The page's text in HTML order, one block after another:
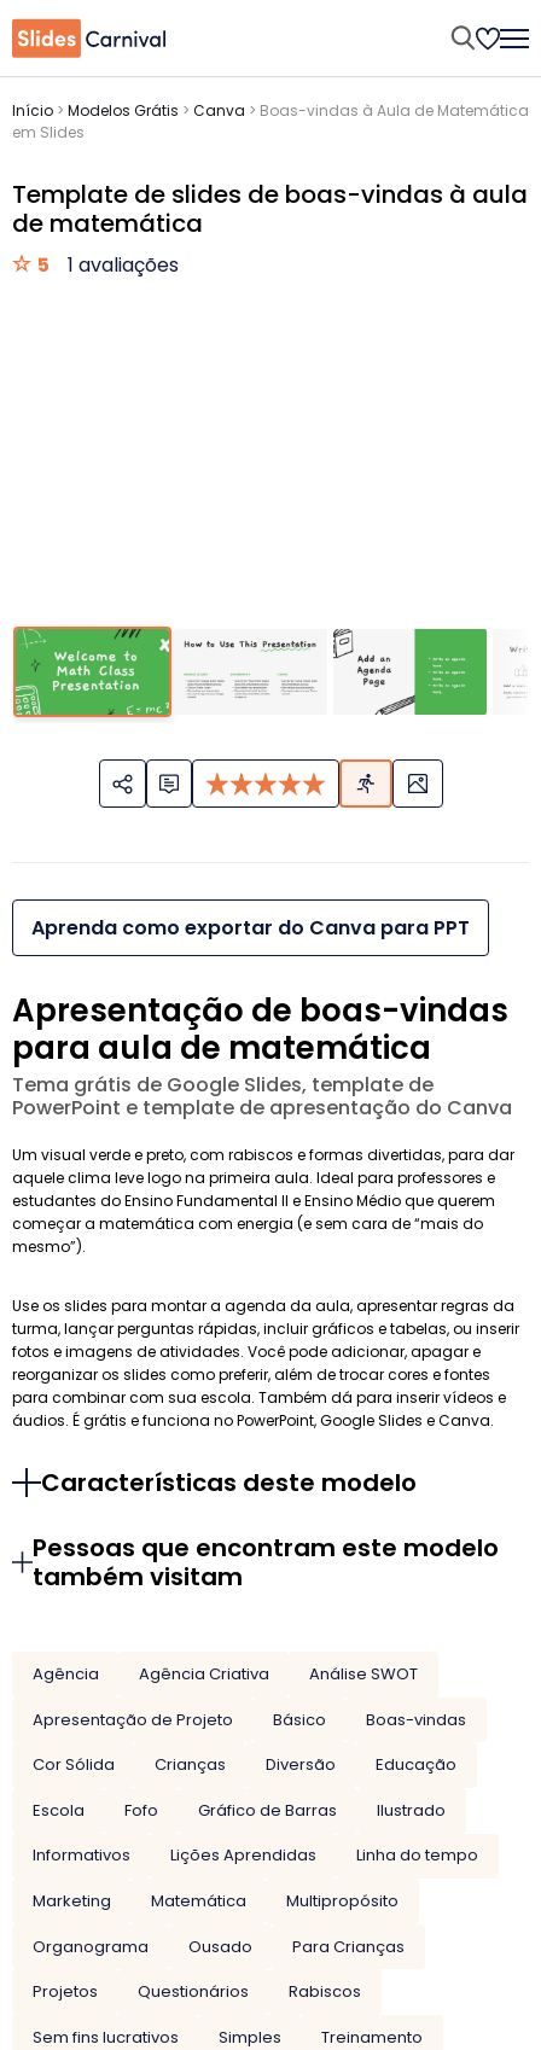
Início > Modelos Grátis > Canva > Boas-vindas à Aula de Matemática
em Slides
Template de slides de boas-vindas à aula
de matemática
5 1 avaliações
Aprenda como exportar do Canva para PPT
Apresentação de boas-vindas
para aula de matemática
Tema grátis de Google Slides, template de
PowerPoint e template de apresentação do Canva
Um visual verde e preto, com rabiscos e formas divertidas, para dar
aquele clima leve logo na primeira aula. Ideal para professores e
estudantes do Ensino Fundamental II e Ensino Médio que querem
começar a matemática com energia (e sem cara de “mais do
mesmo”).
Use os slides para montar a agenda da aula, apresentar regras da
turma, lançar perguntas rápidas, incluir gráficos e tabelas, ou inserir
fotos e imagens de atividades. Você pode adicionar, apagar e
reorganizar os slides como preferir, além de trocar cores e fontes
para combinar com sua escola. Também dá para inserir vídeos e
áudios. É grátis e funciona no PowerPoint, Google Slides e Canva.
Características deste modelo
Pessoas que encontram este modelo
também visitam
Agência Agência Criativa
Análise SWOT
Apresentação de Projeto
Básico
Boas-vindas
Cor Sólida
Crianças Diversão
Educação
Escola
Fofo Gráfico de Barras
Ilustrado
Informativos
Lições Aprendidas
Linha do tempo
Marketing
Matemática
Multipropósito
Organograma
Ousado
Para Crianças
Projetos
Questionários
Rabiscos
Sem fins lucrativos
Simples
Treinamento